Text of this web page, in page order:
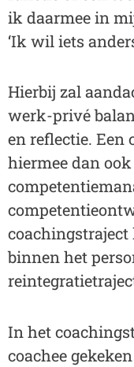
ik daarmee in
‘Ik wil iets
Hierbij zal
werk-privé
en reflectie. Een
hiermee dan
binnen het
In het
coachee